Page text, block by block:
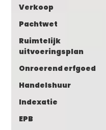
Verkoop
Pachtwet
Ruimtelijk
uitvoeringsplan
Onroerend erfgoed
Handelshuur
Indexatie
EPB